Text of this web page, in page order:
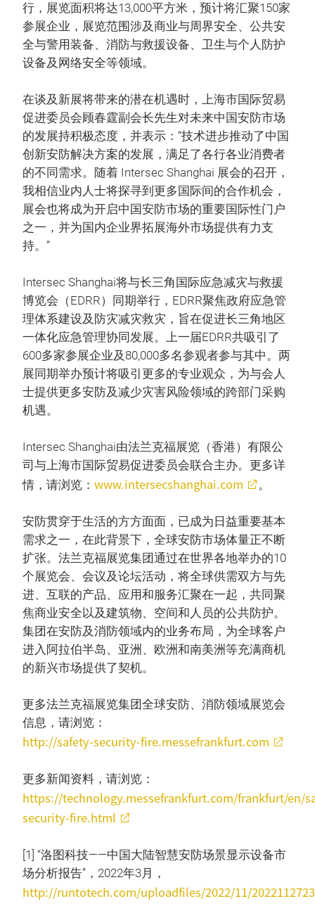
行，展览面积将达13,000平方米，预计将汇聚150家
参展企业，展览范围涉及商业与周界安全、公共安
全与警用装备、消防与救援设备、卫生与个人防护
设备及网络安全等领域。
在谈及新展将带来的潜在机遇时，上海市国际贸易
促进委员会顾春霆副会长先生对未来中国安防市场
的发展持积极态度，并表示：“技术进步推动了中国
创新安防解决方案的发展，满足了各行各业消费者
的不同需求。随着 Intersec Shanghai 展会的召开，
我相信业内人士将探寻到更多国际间的合作机会，
展会也将成为开启中国安防市场的重要国际性门户
之一，并为国内企业界拓展海外市场提供有力支
持。”
Intersec Shanghai将与长三角国际应急减灾与救援
博览会（EDRR）同期举行，EDRR聚焦政府应急管
理体系建设及防灾减灾救灾，旨在促进长三角地区
一体化应急管理协同发展。上一届EDRR共吸引了
600多家参展企业及80,000多名参观者参与其中。两
展同期举办预计将吸引更多的专业观众，为与会人
士提供更多安防及减少灾害风险领域的跨部门采购
机遇。
Intersec Shanghai由法兰克福展览（香港）有限公
司与上海市国际贸易促进委员会联合主办。更多详
情，请浏览： www.intersecshanghai.com 。
安防贯穿于生活的方方面面，已成为日益重要基本
需求之一，在此背景下，全球安防市场体量正不断
扩张。法兰克福展览集团通过在世界各地举办的10
个展览会、会议及论坛活动，将全球供需双方与先
进、互联的产品、应用和服务汇聚在一起，共同聚
焦商业安全以及建筑物、空间和人员的公共防护。
集团在安防及消防领域内的业务布局，为全球客户
进入阿拉伯半岛、亚洲、欧洲和南美洲等充满商机
的新兴市场提供了契机。
更多法兰克福展览集团全球安防、消防领域展览会
信息，请浏览：
http://safety-security-fire.messefrankfurt.com
更多新闻资料，请浏览：
https://technology.messefrankfurt.com/frankfurt/en/
security-fire.html
[1] “洛图科技——中国大陆智慧安防场景显示设备市
场分析报告”，2022年3月，
http://runtotech.com/uploadfiles/2022/11/